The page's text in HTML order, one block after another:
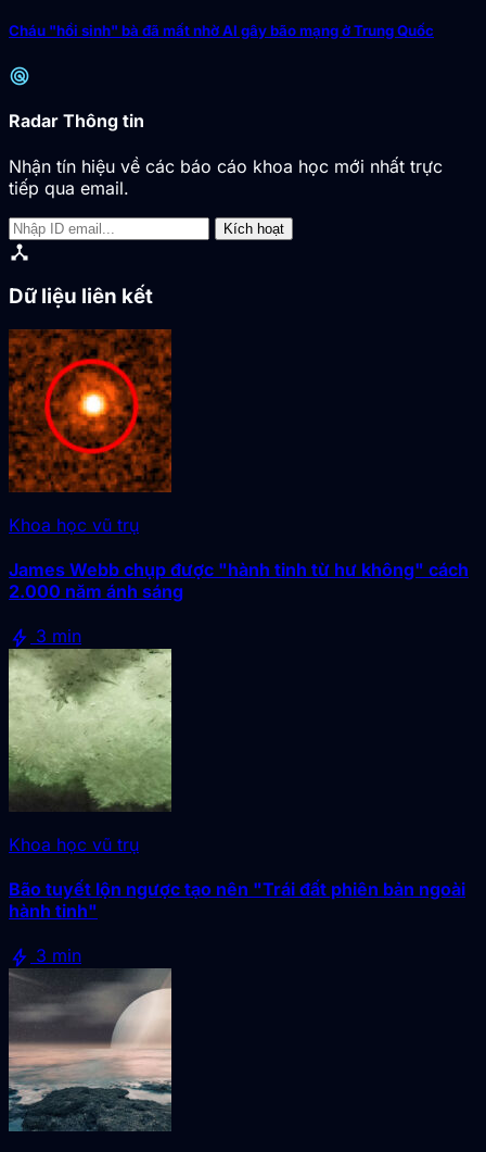
Cháu "hồi sinh" bà đã mất nhờ AI gây bão mạng ở Trung Quốc
radar
Radar Thông tin
Nhận tín hiệu về các báo cáo khoa học mới nhất trực
tiếp qua email.
Kích hoạt
device_hub
Dữ liệu liên kết
Khoa học vũ trụ
James Webb chụp được "hành tinh từ hư không" cách
2.000 năm ánh sáng
bolt 3 min
Khoa học vũ trụ
Bão tuyết lộn ngược tạo nên "Trái đất phiên bản ngoài
hành tinh"
bolt 3 min